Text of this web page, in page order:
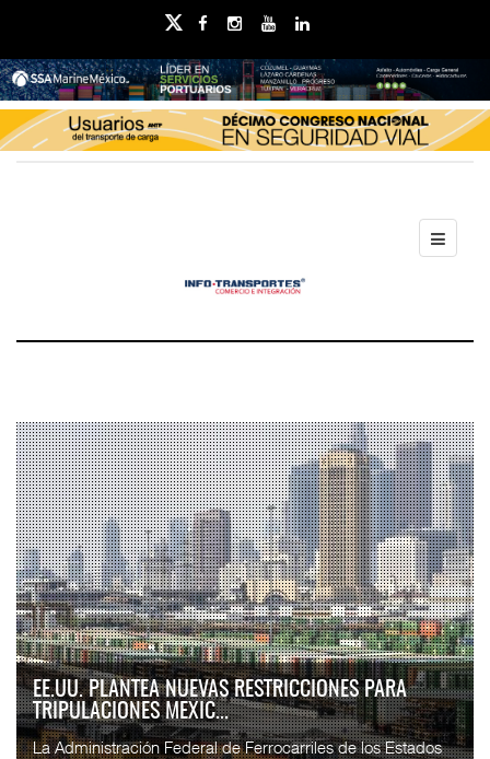
EE.UU. PLANTEA NUEVAS RESTRICCIONES PARA
TRIPULACIONES MEXIC...
La Administración Federal de Ferrocarriles de los Estados